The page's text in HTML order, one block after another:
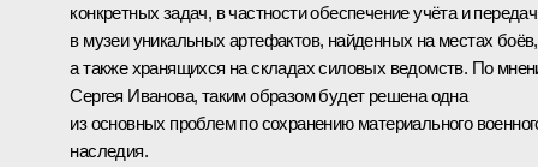
конкретных задач, в частности обеспечение учёта и
в музеи уникальных артефактов, найденных на местах боёв,
а также хранящихся на складах силовых ведомств. По
Сергея Иванова, таким образом будет решена одна
из основных проблем по сохранению материального
наследия.